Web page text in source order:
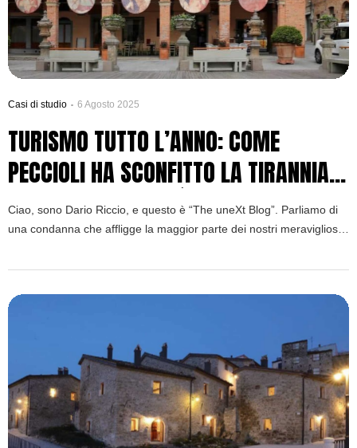
Casi di studio 6 Agosto 2025
TURISMO TUTTO L’ANNO: COME
PECCIOLI HA SCONFITTO LA TIRANNIA
DELLA STAGIONALITÀ
Ciao, sono Dario Riccio, e questo è “The uneXt Blog”. Parliamo di
una condanna che affligge la maggior parte dei nostri meravigliosi
tirannia della stagionalità turistica. L’economia di innumerevoli
piazze, ristoranti e […]